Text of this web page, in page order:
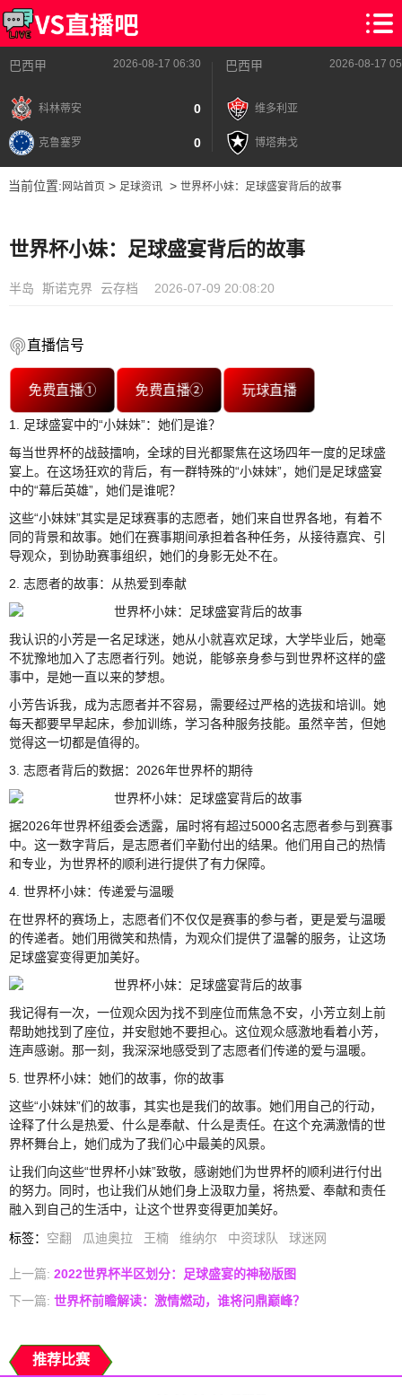
巴西甲 2026-08-17 06:30
科林蒂安 0
克鲁塞罗 0
巴西甲 2026-08-17
维多利亚
博塔弗戈
当前位置: 网站首页> 足球资讯> 世界杯小妹：足球盛宴背后的故事
世界杯小妹：足球盛宴背后的故事
半岛 斯诺克界 云存档 2026-07-09 20:08:20
直播信号
免费直播① 免费直播② 玩球直播
1. 足球盛宴中的“小妹妹”：她们是谁？
每当世界杯的战鼓擂响，全球的目光都聚焦在这场四年一度的足球盛
宴上。在这场狂欢的背后，有一群特殊的“小妹妹”，她们是足球盛宴
中的“幕后英雄”，她们是谁呢？
这些“小妹妹”其实是足球赛事的志愿者，她们来自世界各地，有着不
同的背景和故事。她们在赛事期间承担着各种任务，从接待嘉宾、引
导观众，到协助赛事组织，她们的身影无处不在。
2. 志愿者的故事：从热爱到奉献
我认识的小芳是一名足球迷，她从小就喜欢足球，大学毕业后，她毫
不犹豫地加入了志愿者行列。她说，能够亲身参与到世界杯这样的盛
事中，是她一直以来的梦想。
小芳告诉我，成为志愿者并不容易，需要经过严格的选拔和培训。她
每天都要早早起床，参加训练，学习各种服务技能。虽然辛苦，但她
觉得这一切都是值得的。
3. 志愿者背后的数据：2026年世界杯的期待
据2026年世界杯组委会透露，届时将有超过5000名志愿者参与到赛事
中。这一数字背后，是志愿者们辛勤付出的结果。他们用自己的热情
和专业，为世界杯的顺利进行提供了有力保障。
4. 世界杯小妹：传递爱与温暖
在世界杯的赛场上，志愿者们不仅仅是赛事的参与者，更是爱与温暖
的传递者。她们用微笑和热情，为观众们提供了温馨的服务，让这场
足球盛宴变得更加美好。
我记得有一次，一位观众因为找不到座位而焦急不安，小芳立刻上前
帮助她找到了座位，并安慰她不要担心。这位观众感激地看着小芳，
连声感谢。那一刻，我深深地感受到了志愿者们传递的爱与温暖。
5. 世界杯小妹：她们的故事，你的故事
这些“小妹妹”们的故事，其实也是我们的故事。她们用自己的行动，
诠释了什么是热爱、什么是奉献、什么是责任。在这个充满激情的世
界杯舞台上，她们成为了我们心中最美的风景。
让我们向这些“世界杯小妹”致敬，感谢她们为世界杯的顺利进行付出
的努力。同时，也让我们从她们身上汲取力量，将热爱、奉献和责任
融入到自己的生活中，让这个世界变得更加美好。
标签： 空翻 瓜迪奥拉 王楠 维纳尔 中资球队 球迷网
上一篇: 2022世界杯半区划分：足球盛宴的神秘版图
下一篇: 世界杯前瞻解读：激情燃动，谁将问鼎巅峰？
推荐比赛